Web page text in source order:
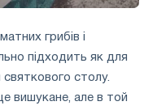
грибів і
підходить як для
святкового столу.
вишукане, але в той